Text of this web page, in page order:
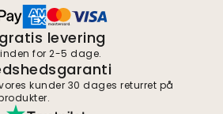
levering
for 2-5 dage.
kunder 30 dages returret på